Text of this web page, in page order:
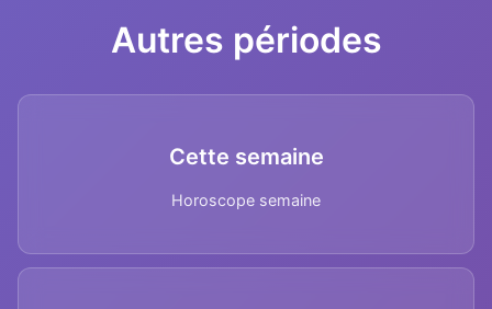
Autres périodes
Cette semaine
Horoscope semaine